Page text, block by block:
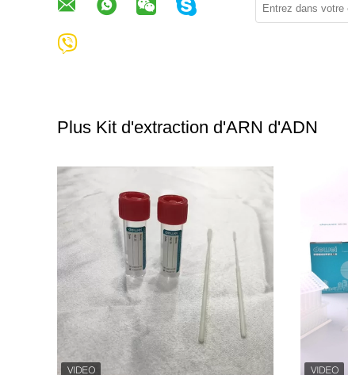
Plus Kit d'extraction d'ARN d'ADN